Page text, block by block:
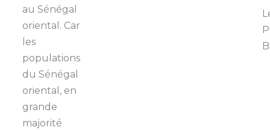
au Sénégal
oriental. Car
les
populations
du Sénégal
oriental, en
grande
majorité